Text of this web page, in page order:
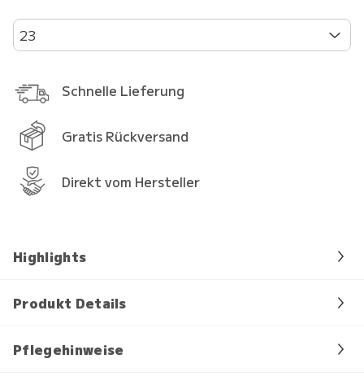
23
Schnelle Lieferung
Gratis Rückversand
Direkt vom Hersteller
Highlights
Produkt Details
Pflegehinweise